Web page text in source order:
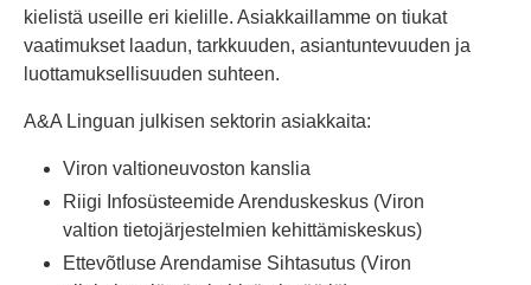
kielistä useille eri kielille. Asiakkaillamme on tiukat
vaatimukset laadun, tarkkuuden, asiantuntevuuden ja
luottamuksellisuuden suhteen.
A&A Linguan julkisen sektorin asiakkaita:
Viron valtioneuvoston kanslia
Riigi Infosüsteemide Arenduskeskus (Viron
valtion tietojärjestelmien kehittämiskeskus)
Ettevõtluse Arendamise Sihtasutus (Viron